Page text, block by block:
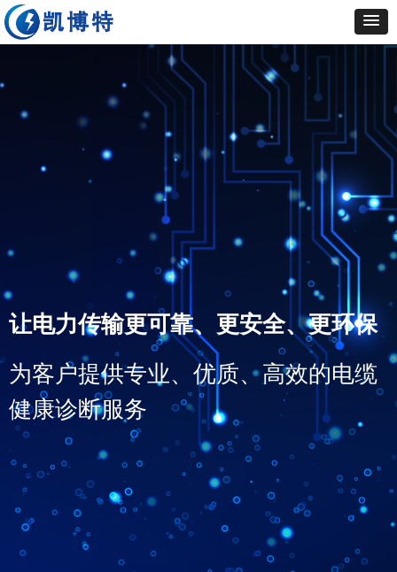
让电力传输更可靠、更安全、更环保
为客户提供专业、优质、高效的电缆
健康诊断服务